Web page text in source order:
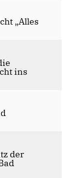
„Alles
ins
der